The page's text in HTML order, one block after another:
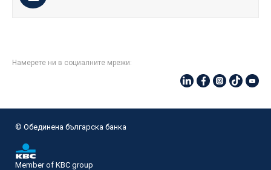
Намерете ни в социалните мрежи:
© Oбединена българска банка
Member of KBC group